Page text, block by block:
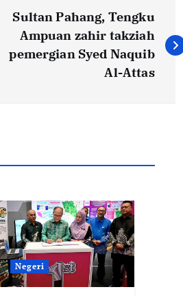
Sultan Pahang, Tengku
Ampuan zahir takziah
pemergian Syed Naquib
Al-Attas
Negeri